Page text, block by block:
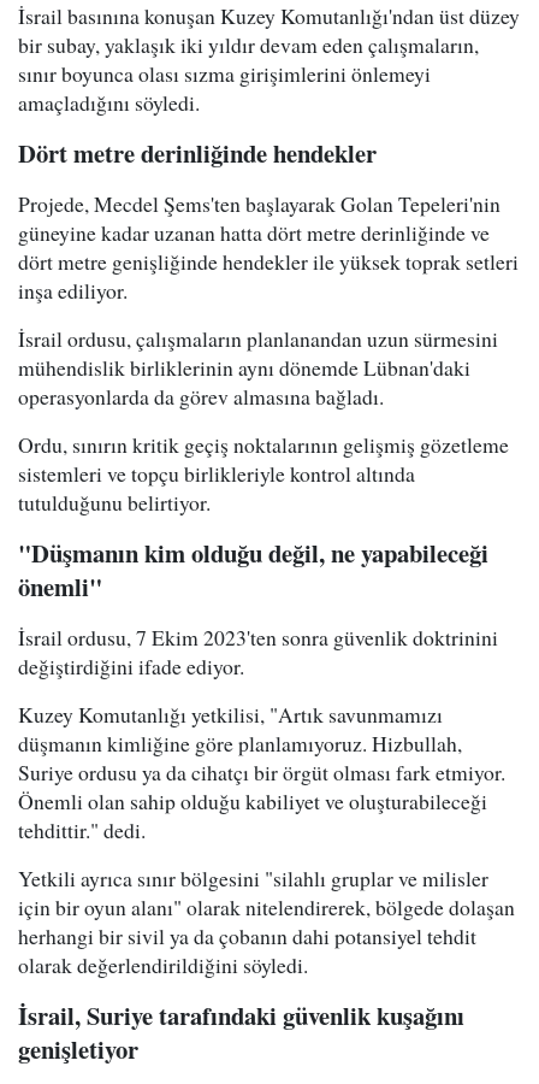
İsrail basınına konuşan Kuzey Komutanlığı'ndan üst düzey
bir subay, yaklaşık iki yıldır devam eden çalışmaların,
sınır boyunca olası sızma girişimlerini önlemeyi
amaçladığını söyledi.
Dört metre derinliğinde hendekler
Projede, Mecdel Şems'ten başlayarak Golan Tepeleri'nin
güneyine kadar uzanan hatta dört metre derinliğinde ve
dört metre genişliğinde hendekler ile yüksek toprak setleri
inşa ediliyor.
İsrail ordusu, çalışmaların planlanandan uzun sürmesini
mühendislik birliklerinin aynı dönemde Lübnan'daki
operasyonlarda da görev almasına bağladı.
Ordu, sınırın kritik geçiş noktalarının gelişmiş gözetleme
sistemleri ve topçu birlikleriyle kontrol altında
tutulduğunu belirtiyor.
"Düşmanın kim olduğu değil, ne yapabileceği
önemli"
İsrail ordusu, 7 Ekim 2023'ten sonra güvenlik doktrinini
değiştirdiğini ifade ediyor.
Kuzey Komutanlığı yetkilisi, "Artık savunmamızı
düşmanın kimliğine göre planlamıyoruz. Hizbullah,
Suriye ordusu ya da cihatçı bir örgüt olması fark etmiyor.
Önemli olan sahip olduğu kabiliyet ve oluşturabileceği
tehdittir." dedi.
Yetkili ayrıca sınır bölgesini "silahlı gruplar ve milisler
için bir oyun alanı" olarak nitelendirerek, bölgede dolaşan
herhangi bir sivil ya da çobanın dahi potansiyel tehdit
olarak değerlendirildiğini söyledi.
İsrail, Suriye tarafındaki güvenlik kuşağını
genişletiyor